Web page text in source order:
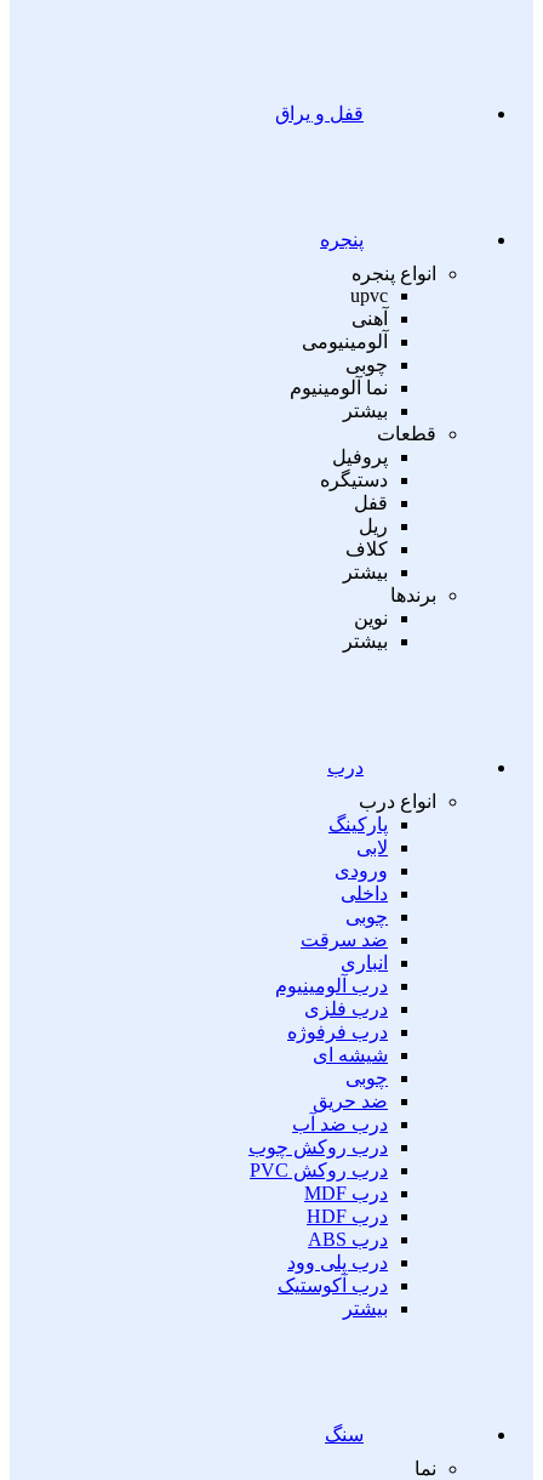
قفل و یراق
پنجره
انواع پنجره
upvc
آهنی
آلومینیومی
چوبی
نما آلومینیوم
بیشتر
قطعات
پروفیل
دستیگره
قفل
ریل
کلاف
بیشتر
برندها
نوین
بیشتر
درب
انواع درب
پارکینگ
لابی
ورودی
داخلی
چوبی
ضد سرقت
انباری
درب آلومینیوم
درب فلزی
درب فرفوژه
شیشه ای
چوبی
ضد حریق
درب ضد آب
درب روکش چوب
درب روکش PVC
درب MDF
درب HDF
درب ABS
درب پلی وود
درب آکوستیک
بیشتر
سنگ
نما